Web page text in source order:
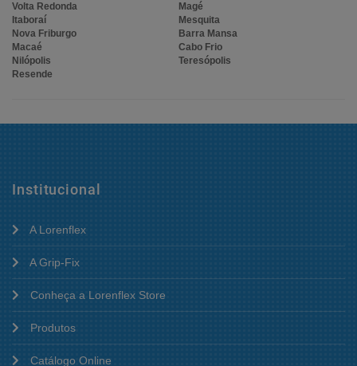
Volta Redonda
Magé
Itaboraí
Mesquita
Nova Friburgo
Barra Mansa
Macaé
Cabo Frio
Nilópolis
Teresópolis
Resende
Institucional
A Lorenflex
A Grip-Fix
Conheça a Lorenflex Store
Produtos
Catálogo Online